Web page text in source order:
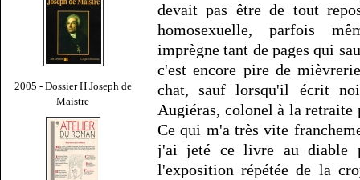
2005 - Dossier H Joseph de
Maistre
devait pas être de tout
homosexuelle, parfois
imprègne tant de pages qui
c'est encore pire de
chat, sauf lorsqu'il écrit
Augiéras, colonel à la
Ce qui m'a très vite
j'ai jeté ce livre au diable
l'exposition répétée de la